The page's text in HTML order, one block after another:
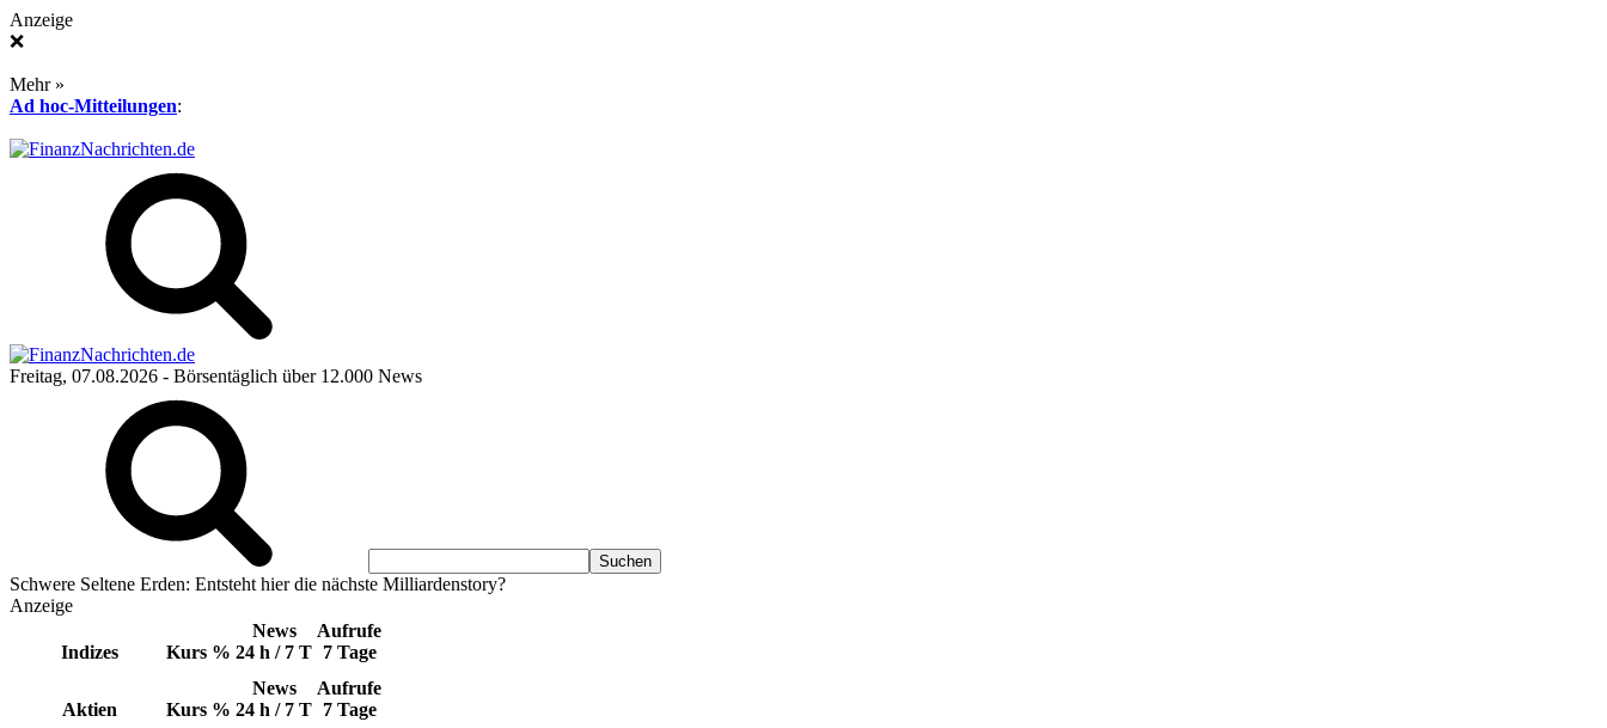
Anzeige
❌
Mehr »
Ad hoc-Mitteilungen:
Freitag, 07.08.2026 - Börsentäglich über 12.000 News
Schwere Seltene Erden: Entsteht hier die nächste Milliardenstory?
Anzeige
Indizes Kurs %
News
24 h / 7 T
Aufrufe
7 Tage
Aktien Kurs %
News
24 h / 7 T
Aufrufe
7 Tage